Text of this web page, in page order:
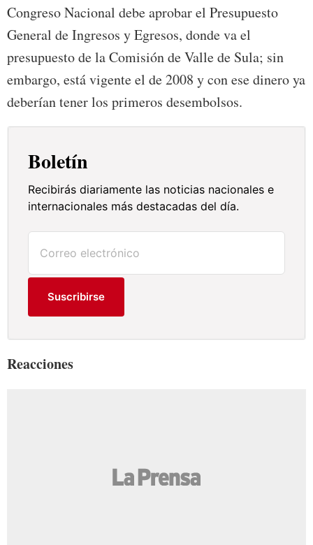
Congreso Nacional debe aprobar el Presupuesto
General de Ingresos y Egresos, donde va el
presupuesto de la Comisión de Valle de Sula; sin
embargo, está vigente el de 2008 y con ese dinero ya
deberían tener los primeros desembolsos.
Boletín
Recibirás diariamente las noticias nacionales e
internacionales más destacadas del día.
Suscribirse
Reacciones